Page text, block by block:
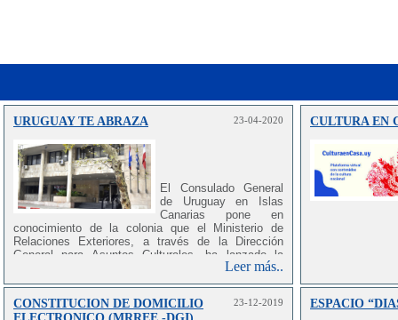
URUGUAY TE ABRAZA 23-04-2020
El Consulado General
de Uruguay en Islas
Canarias pone en
conocimiento de la colonia que el Ministerio de
Relaciones Exteriores, a través de la Dirección
General para Asuntos Culturales, ha lanzado la
iniciativa “Uruguay te Abraza”, en el marco de la
pandemia Covid-19 en Uruguayy el mundo, dirigida
encuentran circunstancialmente lejos del país.
Leer más..
CULTURA EN
CONSTITUCION DE DOMICILIO
23-12-2019 ESPACIO